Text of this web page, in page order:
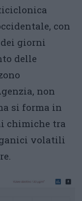
con
giorni
delle
non
si forma in
chimiche tra
volatili